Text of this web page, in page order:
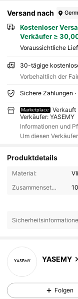
Versand nach
Kostenloser
Verkäufer ≥
Voraussichtliche
30-tägige
Vorbehaltlich der
Sichere Zahlungen
Marketplace
Verkauft
Verkäufer: YASEMY
Informationen und
Um diesen
Produktdetails
Material:
Zusammensetzung:
YASEMY
Folgen